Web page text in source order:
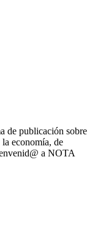
de publicación sobre
economía, de
a NOTA